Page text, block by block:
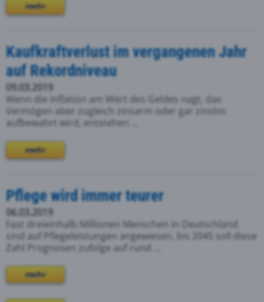
mehr
Kaufkraftverlust im vergangenen Jahr
auf Rekordniveau
09.03.2019
Wenn die Inflation am Wert des Geldes nagt, das
Vermögen aber zugleich zinsarm oder gar zinslos
aufbewahrt wird, entstehen ...
mehr
Pflege wird immer teurer
06.03.2019
Fast dreieinhalb Millionen Menschen in Deutschland
sind auf Pflegeleistungen angewiesen, bis 2045 soll diese
Zahl Prognosen zufolge auf rund ...
mehr